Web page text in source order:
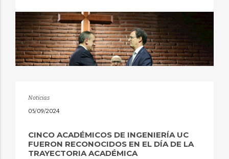
Noticias
05/09/2024
CINCO ACADÉMICOS DE INGENIERÍA UC
FUERON RECONOCIDOS EN EL DÍA DE LA
TRAYECTORIA ACADÉMICA